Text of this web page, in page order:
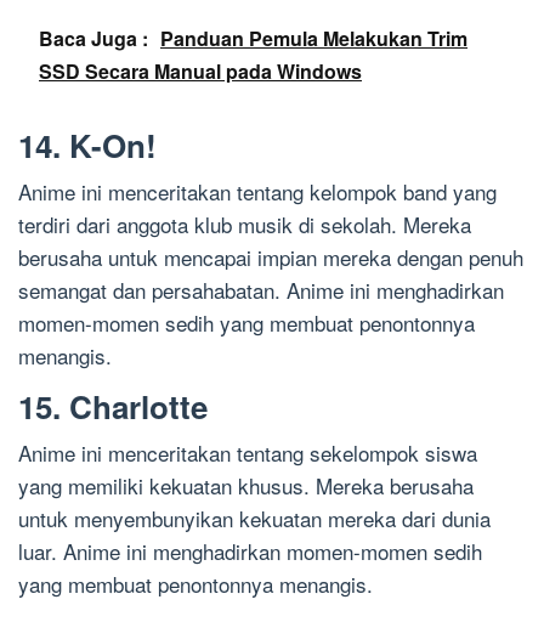
Baca Juga : Panduan Pemula Melakukan Trim
SSD Secara Manual pada Windows
14. K-On!
Anime ini menceritakan tentang kelompok band yang
terdiri dari anggota klub musik di sekolah. Mereka
berusaha untuk mencapai impian mereka dengan penuh
semangat dan persahabatan. Anime ini menghadirkan
momen-momen sedih yang membuat penontonnya
menangis.
15. Charlotte
Anime ini menceritakan tentang sekelompok siswa
yang memiliki kekuatan khusus. Mereka berusaha
untuk menyembunyikan kekuatan mereka dari dunia
luar. Anime ini menghadirkan momen-momen sedih
yang membuat penontonnya menangis.